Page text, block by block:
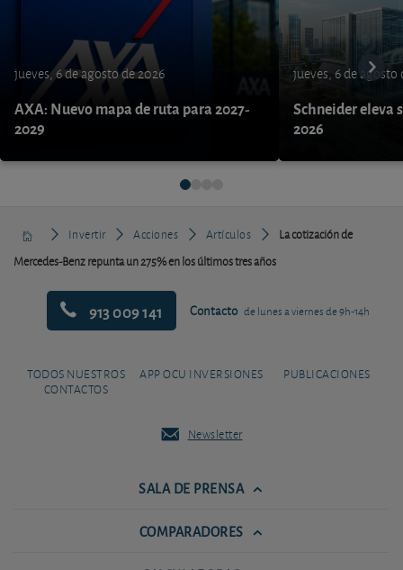
jueves, 6 de agosto de 2026
AXA: Nuevo mapa de ruta para 2027-
2029
jueves, 6 de agosto
Schneider eleva
2026
Invertir Acciones Artículos
La cotización de
Mercedes-Benz repunta un 275% en los últimos tres años
913 009 141 Contacto de lunes a viernes de 9h-14h
TODOS NUESTROS
CONTACTOS
APP OCU INVERSIONES PUBLICACIONES
Newsletter
SALA DE PRENSA
COMPARADORES